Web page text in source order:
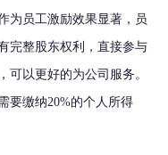
为员工激励效果显著，员
完整股东权利，直接参与
可以更好的为公司服务。
要缴纳20%的个人所得